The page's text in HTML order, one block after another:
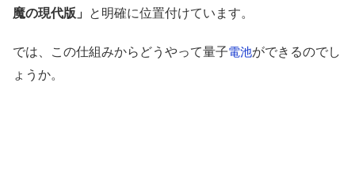
魔の現代版」 と明確に位置付けています。
では、この仕組みからどうやって量子電池ができるのでし
ょうか。